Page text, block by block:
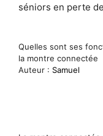
séniors en perte
Quelles sont ses
la montre connectée
Auteur : Samuel